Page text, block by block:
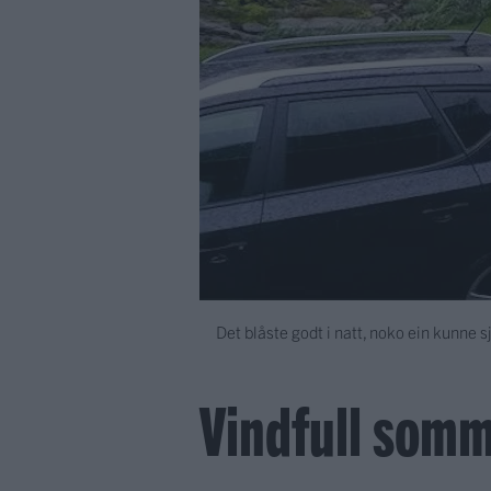
Det blåste godt i natt, noko ein kunne
Vindfull